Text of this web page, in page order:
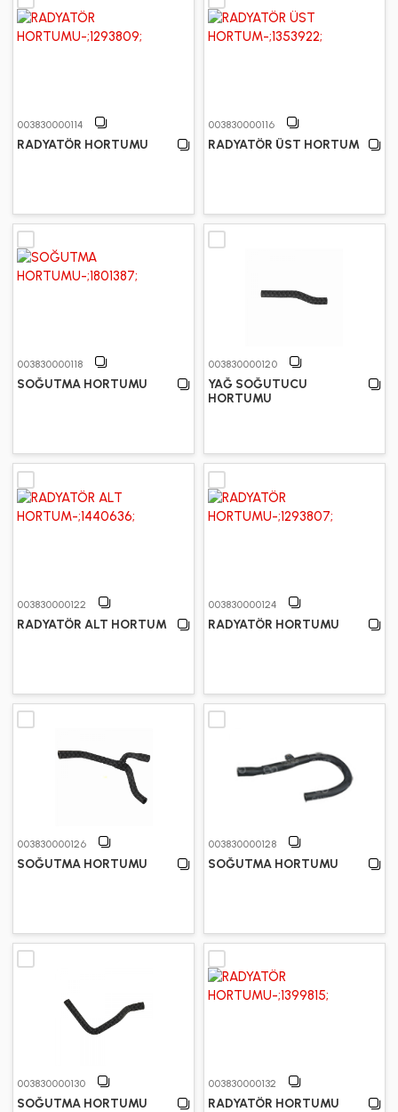
003830000114
RADYATÖR HORTUMU
003830000116
RADYATÖR ÜST HORTUM
003830000118
SOĞUTMA HORTUMU
003830000120
YAĞ SOĞUTUCU
HORTUMU
003830000122
RADYATÖR ALT HORTUM
003830000124
RADYATÖR HORTUMU
003830000126
SOĞUTMA HORTUMU
003830000128
SOĞUTMA HORTUMU
003830000130
SOĞUTMA HORTUMU
003830000132
RADYATÖR HORTUMU